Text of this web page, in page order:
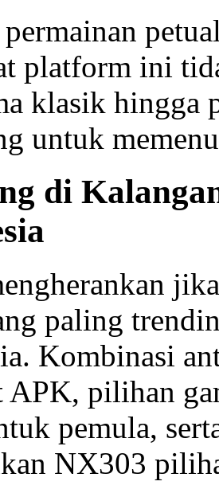
permainan
platform ini
klasik hingga
untuk
di
paling
Kombinasi
APK, pilihan
pemula,
NX303